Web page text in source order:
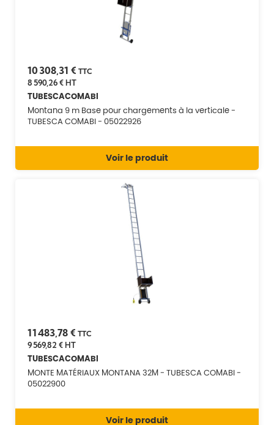
10 308,31 € TTC
8 590,26 €HT
TUBESCACOMABI
Montana 9 m Base pour chargements à la verticale -
TUBESCA COMABI - 05022926
Voir le produit
11 483,78 € TTC
9 569,82 €HT
TUBESCACOMABI
MONTE MATÉRIAUX MONTANA 32M - TUBESCA COMABI -
05022900
Voir le produit